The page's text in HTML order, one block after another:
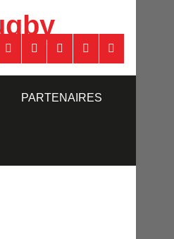
PARTENAIRES